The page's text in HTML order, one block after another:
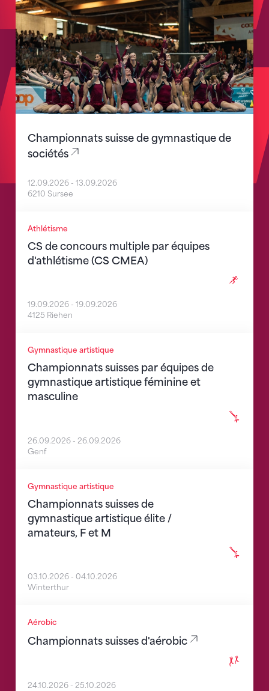
Championnats suisse de gymnastique de
sociétés
12.09.2026 - 13.09.2026
6210 Sursee
Athlétisme
CS de concours multiple par équipes
d'athlétisme (CS CMEA)
19.09.2026 - 19.09.2026
4125 Riehen
Gymnastique artistique
Championnats suisses par équipes de
gymnastique artistique féminine et
masculine
26.09.2026 - 26.09.2026
Genf
Gymnastique artistique
Championnats suisses de
gymnastique artistique élite /
amateurs, F et M
03.10.2026 - 04.10.2026
Winterthur
Aérobic
Championnats suisses d'aérobic
24.10.2026 - 25.10.2026